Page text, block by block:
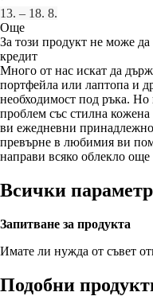
13. – 18. 8.
Още
За този продукт не може да
кредит
Много от нас искат да
портфейла или лаптопа и
необходимост под ръка. Но
проблем със стилна
ви ежедневни
превърне в любимия ви
направи всяко облекло
Всички
Запитване за продукта
Имате ли нужда от съвет
Подобни